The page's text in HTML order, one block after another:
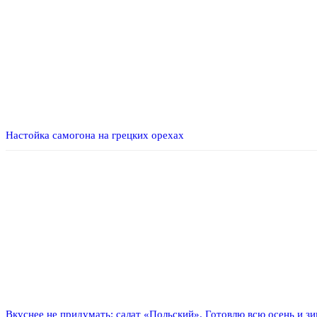
Настойка самогона на грецких орехах
Вкуснее не придумать: салат «Польский». Готовлю всю осень и